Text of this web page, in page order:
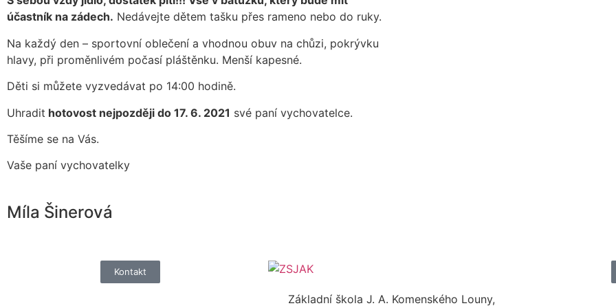
účastník na zádech. Nedávejte dětem tašku přes rameno nebo do ruky.
Na každý den – sportovní oblečení a vhodnou obuv na chůzi, pokrývku
hlavy, při proměnlivém počasí pláštěnku. Menší kapesné.
Děti si můžete vyzvedávat po 14:00 hodině.
Uhradit hotovost nejpozději do 17. 6. 2021 své paní vychovatelce.
Těšíme se na Vás.
Vaše paní vychovatelky
Míla Šinerová
Kontakt
Základní škola J. A. Komenského Louny,